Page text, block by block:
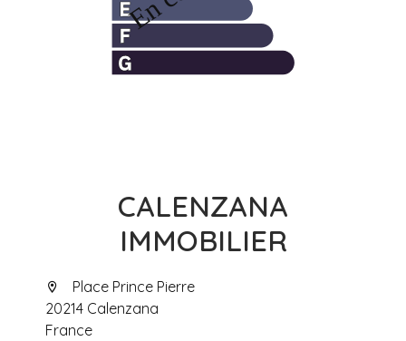
CALENZANA
IMMOBILIER
Place Prince Pierre
20214 Calenzana
France